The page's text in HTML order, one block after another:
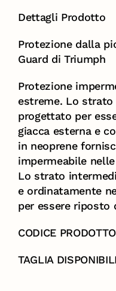
Dettagli Prodotto
Protezione dalla
Guard di Triumph
Protezione
estreme. Lo
progettato per
giacca esterna e
in neoprene
impermeabile
Lo strato
e ordinatamente
per essere riposto
CODICE
TAGLIA